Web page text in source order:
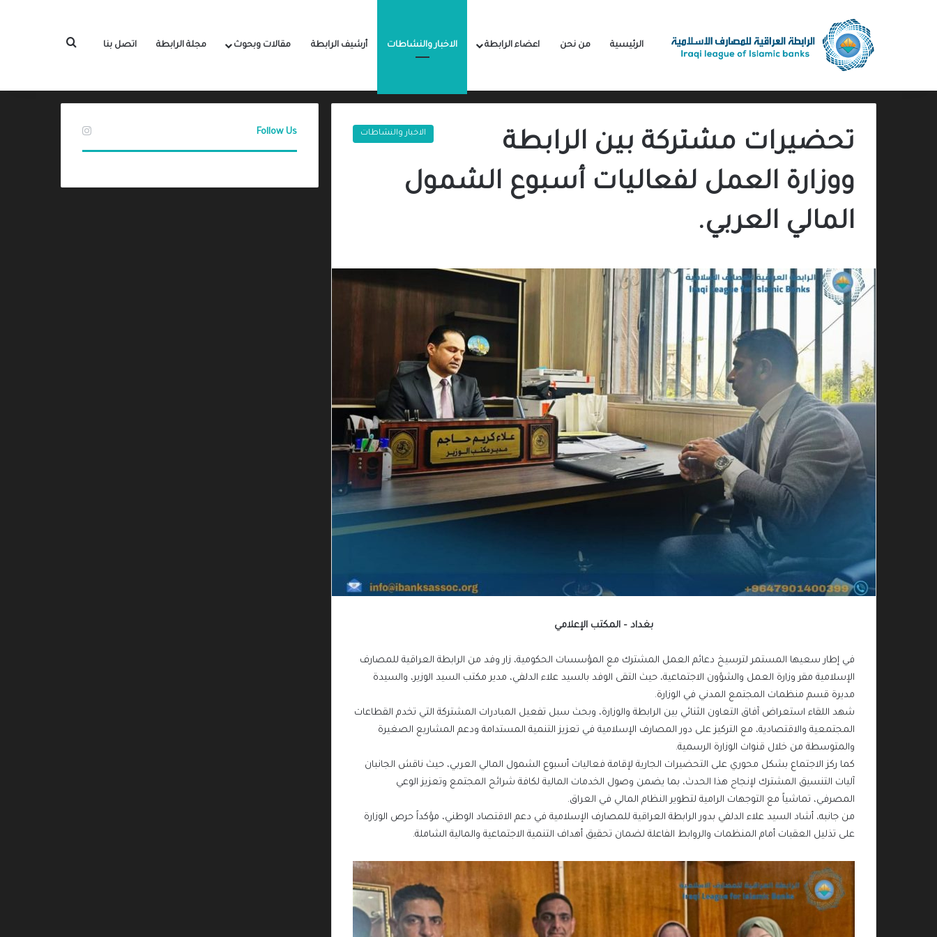
الرئيسية من نحن اعضاء الرابطة الاخبار والنشاطات أرشيف الرابطة مقالات وبحوث مجلة الرابطة اتصل بنا بحث عن
الاخبار والنشاطات
تحضيرات مشتركة بين الرابطة
ووزارة العمل لفعاليات أسبوع الشمول
المالي العربي.
بغداد – المكتب الإعلامي
في إطار سعيها المستمر لترسيخ دعائم العمل المشترك مع المؤسسات الحكومية، زار وفد من الرابطة العراقية للمصارف
الإسلامية مقر وزارة العمل والشؤون الاجتماعية، حيث التقى الوفد بالسيد علاء الدلفي، مدير مكتب السيد الوزير، والسيدة
مديرة قسم منظمات المجتمع المدني في الوزارة.
شهد اللقاء استعراض آفاق التعاون الثنائي بين الرابطة والوزارة، وبحث سبل تفعيل المبادرات المشتركة التي تخدم القطاعات
المجتمعية والاقتصادية، مع التركيز على دور المصارف الإسلامية في تعزيز التنمية المستدامة ودعم المشاريع الصغيرة
والمتوسطة من خلال قنوات الوزارة الرسمية.
كما ركز الاجتماع بشكل محوري على التحضيرات الجارية لإقامة فعاليات أسبوع الشمول المالي العربي، حيث ناقش الجانبان
آليات التنسيق المشترك لإنجاح هذا الحدث، بما يضمن وصول الخدمات المالية لكافة شرائح المجتمع وتعزيز الوعي
المصرفي، تماشياً مع التوجهات الرامية لتطوير النظام المالي في العراق.
من جانبه، أشاد السيد علاء الدلفي بدور الرابطة العراقية للمصارف الإسلامية في دعم الاقتصاد الوطني، مؤكداً حرص الوزارة
على تذليل العقبات أمام المنظمات والروابط الفاعلة لضمان تحقيق أهداف التنمية الاجتماعية والمالية الشاملة.
Follow Us